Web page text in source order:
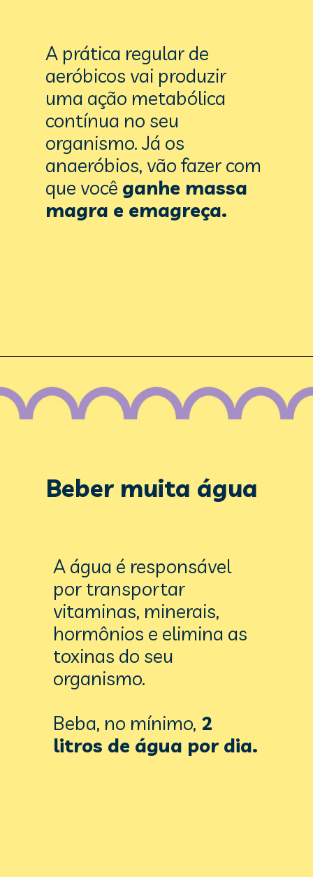
A prática regular de
aeróbicos vai produzir
uma ação metabólica
contínua no seu
organismo. Já os
anaeróbios, vão fazer com
que você ganhe massa
magra e emagreça.
Beber muita água
A água é responsável
por transportar
vitaminas, minerais,
hormônios e elimina as
toxinas do seu
organismo.
Beba, no mínimo, 2
litros de água por dia.